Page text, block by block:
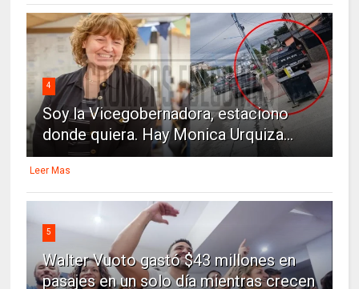
4
Soy la Vicegobernadora, estaciono
donde quiera. Hay Monica Urquiza...
Leer Mas
5
Walter Vuoto gastó $43 millones en
pasajes en un solo día mientras crecen